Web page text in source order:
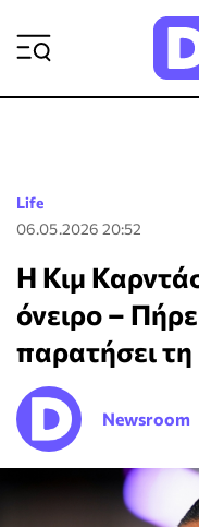
Life
06.05.2026 20:52
Η Κιμ
όνειρο –
παρατήσει
Newsroom